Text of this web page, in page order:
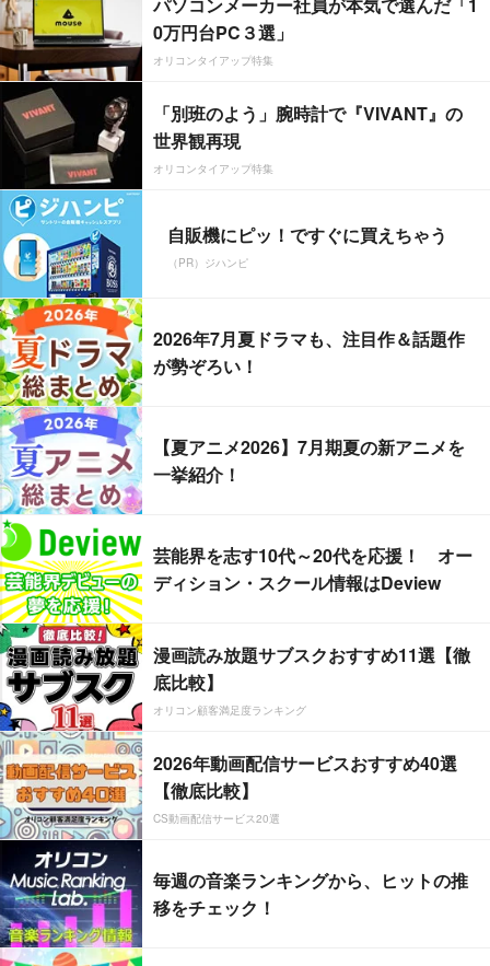
0万円台PC３選」
オリコンタイアップ特集
「別班のよう」腕時計で『VIVANT』の
世界観再現
オリコンタイアップ特集
自販機にピッ！ですぐに買えちゃう
（PR）ジハンピ
2026年7月夏ドラマも、注目作＆話題作
が勢ぞろい！
【夏アニメ2026】7月期夏の新アニメを
一挙紹介！
芸能界を志す10代～20代を応援！ オー
ディション・スクール情報はDeview
漫画読み放題サブスクおすすめ11選【徹
底比較】
オリコン顧客満足度ランキング
2026年動画配信サービスおすすめ40選
【徹底比較】
CS動画配信サービス20選
毎週の音楽ランキングから、ヒットの推
移をチェック！